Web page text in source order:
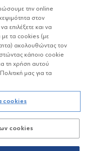
ΑΠΟΔΟΣΗ ΚΑΙ ΟΙ
ΔΙΑΣΦΑΛΙΖΟΥΝ ΤΙΣ
ΑΕΔΑΚ
Δεδομένων
την online
στον
επιλέξετε και να
με τα cookies (με
ακολουθώντας τον
κάποιο cookie
τη χρήση αυτού
μας για τα
cookies
cookies